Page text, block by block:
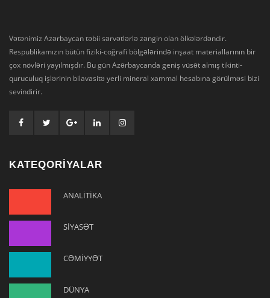
Vətənimiz Azərbaycan təbii sərvətlərlə zəngin olan ölkələrdəndir.
Respublikamızın bütün fiziki-coğrafi bölgələrində inşaat materiallarının bir
çox növləri yayılmışdır. Bu gün Azərbaycanda geniş vüsət almış tikinti-
quruculuq işlərinin bilavasitə yerli mineral xammal hesabına görülməsi bizi
sevindirir.
KATEQORİYALAR
ANALİTİKA
SİYASƏT
CƏMİYYƏT
DÜNYA